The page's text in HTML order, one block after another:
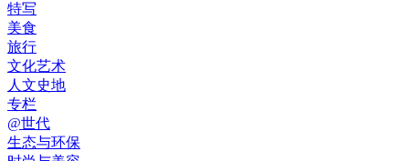
特写
美食
旅行
文化艺术
人文史地
专栏
@世代
生态与环保